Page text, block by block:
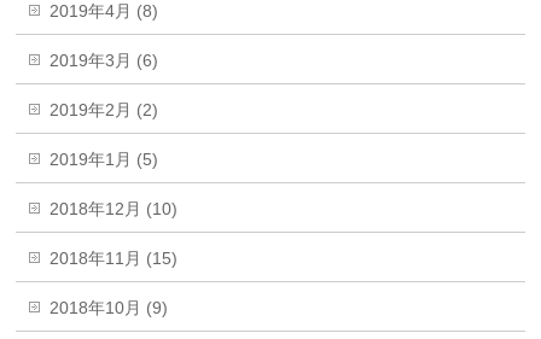
2019年4月 (8)
2019年3月 (6)
2019年2月 (2)
2019年1月 (5)
2018年12月 (10)
2018年11月 (15)
2018年10月 (9)